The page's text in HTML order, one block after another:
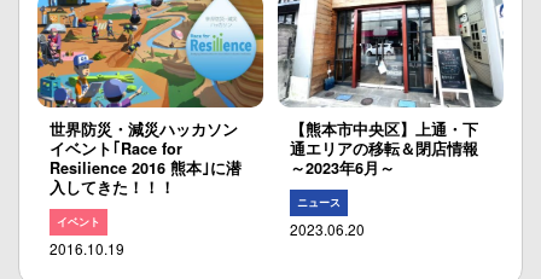
世界防災・減災ハッカソン
イベント｢Race for
Resilience 2016 熊本｣に潜
入してきた！！！
イベント
2016.10.19
【熊本市中央区】上通・下
通エリアの移転＆閉店情報
～2023年6月～
ニュース
2023.06.20